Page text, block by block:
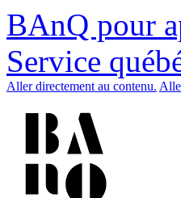
BAnQ pour
Service
Aller directement au contenu.